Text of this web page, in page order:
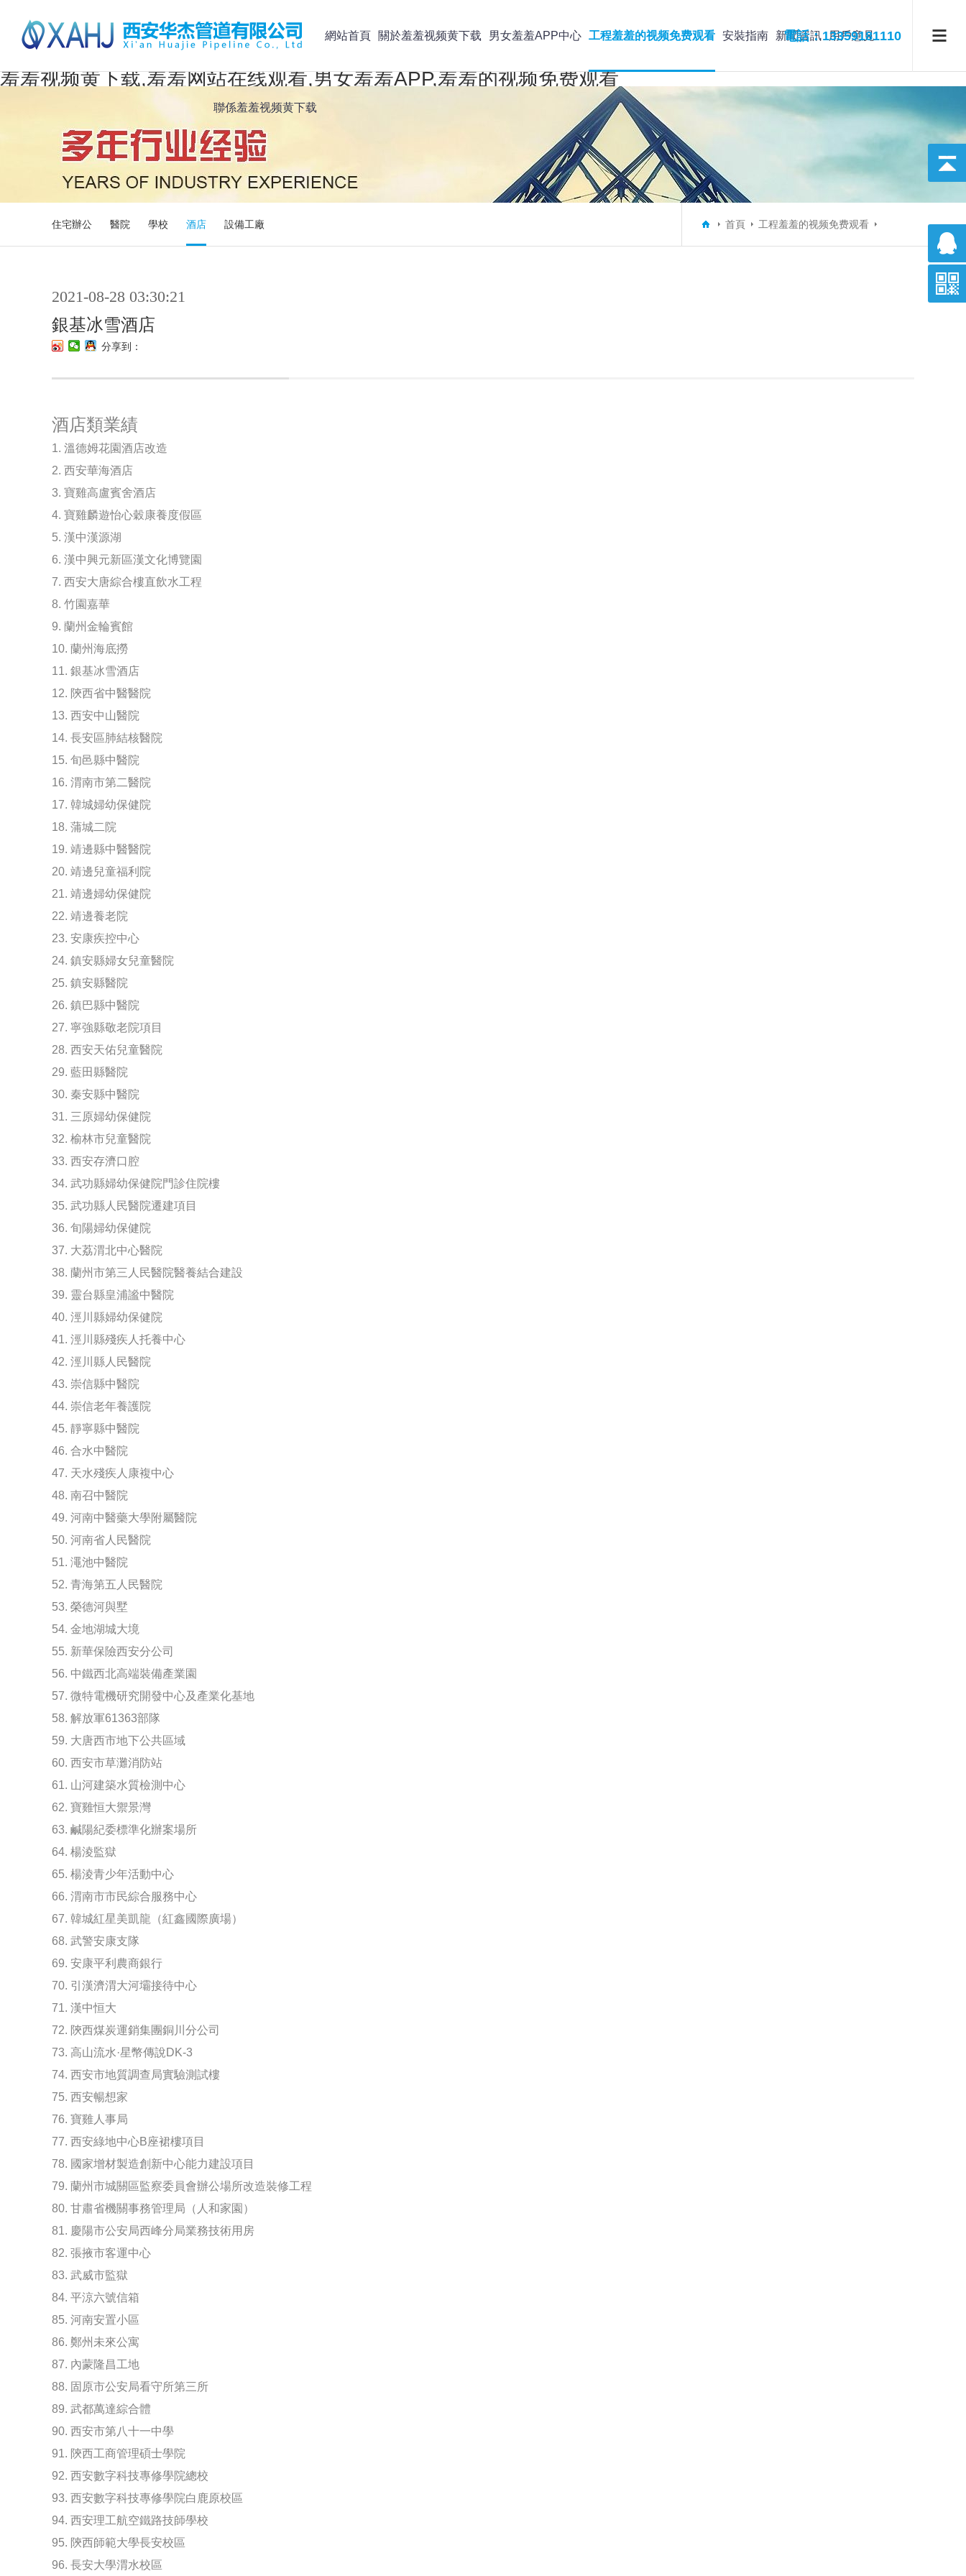
羞羞视频黄下载,羞羞网站在线观看,男女羞羞APP,羞羞的视频免费观看
網站首頁 關於羞羞视频黄下载 男女羞羞APP中心 工程羞羞的视频免费观看 安裝指南 新聞資訊 用戶意見
聯係羞羞视频黄下载
電話：13359181110
住宅辦公 醫院 學校 酒店 設備工廠 首頁 工程羞羞的视频免费观看
2021-08-28 03:30:21
銀基冰雪酒店
分享到：
酒店類業績
1. 溫德姆花園酒店改造
2. 西安華海酒店
3. 寶雞高盧賓舍酒店
4. 寶雞麟遊怡心穀康養度假區
5. 漢中漢源湖
6. 漢中興元新區漢文化博覽園
7. 西安大唐綜合樓直飲水工程
8. 竹園嘉華
9. 蘭州金輪賓館
10. 蘭州海底撈
11. 銀基冰雪酒店
12. 陝西省中醫醫院
13. 西安中山醫院
14. 長安區肺結核醫院
15. 旬邑縣中醫院
16. 渭南市第二醫院
17. 韓城婦幼保健院
18. 蒲城二院
19. 靖邊縣中醫醫院
20. 靖邊兒童福利院
21. 靖邊婦幼保健院
22. 靖邊養老院
23. 安康疾控中心
24. 鎮安縣婦女兒童醫院
25. 鎮安縣醫院
26. 鎮巴縣中醫院
27. 寧強縣敬老院項目
28. 西安天佑兒童醫院
29. 藍田縣醫院
30. 秦安縣中醫院
31. 三原婦幼保健院
32. 榆林市兒童醫院
33. 西安存濟口腔
34. 武功縣婦幼保健院門診住院樓
35. 武功縣人民醫院遷建項目
36. 旬陽婦幼保健院
37. 大荔渭北中心醫院
38. 蘭州市第三人民醫院醫養結合建設
39. 靈台縣皇浦謐中醫院
40. 涇川縣婦幼保健院
41. 涇川縣殘疾人托養中心
42. 涇川縣人民醫院
43. 崇信縣中醫院
44. 崇信老年養護院
45. 靜寧縣中醫院
46. 合水中醫院
47. 天水殘疾人康複中心
48. 南召中醫院
49. 河南中醫藥大學附屬醫院
50. 河南省人民醫院
51. 澠池中醫院
52. 青海第五人民醫院
53. 榮德河與墅
54. 金地湖城大境
55. 新華保險西安分公司
56. 中鐵西北高端裝備產業園
57. 微特電機研究開發中心及產業化基地
58. 解放軍61363部隊
59. 大唐西市地下公共區域
60. 西安市草灘消防站
61. 山河建築水質檢測中心
62. 寶雞恒大禦景灣
63. 鹹陽紀委標準化辦案場所
64. 楊淩監獄
65. 楊淩青少年活動中心
66. 渭南市市民綜合服務中心
67. 韓城紅星美凱龍（紅鑫國際廣場）
68. 武警安康支隊
69. 安康平利農商銀行
70. 引漢濟渭大河壩接待中心
71. 漢中恒大
72. 陝西煤炭運銷集團銅川分公司
73. 高山流水·星幣傳說DK-3
74. 西安市地質調查局實驗測試樓
75. 西安暢想家
76. 寶雞人事局
77. 西安綠地中心B座裙樓項目
78. 國家增材製造創新中心能力建設項目
79. 蘭州市城關區監察委員會辦公場所改造裝修工程
80. 甘肅省機關事務管理局（人和家園）
81. 慶陽市公安局西峰分局業務技術用房
82. 張掖市客運中心
83. 武威市監獄
84. 平涼六號信箱
85. 河南安置小區
86. 鄭州未來公寓
87. 內蒙隆昌工地
88. 固原市公安局看守所第三所
89. 武都萬達綜合體
90. 西安市第八十一中學
91. 陝西工商管理碩士學院
92. 西安數字科技專修學院總校
93. 西安數字科技專修學院白鹿原校區
94. 西安理工航空鐵路技師學校
95. 陝西師範大學長安校區
96. 長安大學渭水校區